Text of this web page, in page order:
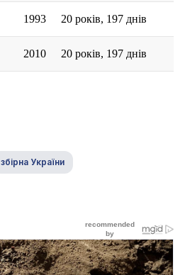
1993 20 років, 197 днів
2010 20 років, 197 днів
збірна України